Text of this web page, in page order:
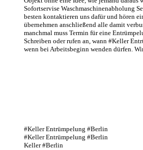
Sofortservise Waschmaschinenabholung
besten kontaktieren uns dafür und hören
übernehmen anschließend alle damit
manchmal muss Termin für eine
Schreiben oder rufen an, wann #Keller
wenn bei Arbeitsbeginn wenden dürfen.
#Keller Entrümpelung #Berlin
#Keller Entrümpelung #Berlin
Keller #Berlin